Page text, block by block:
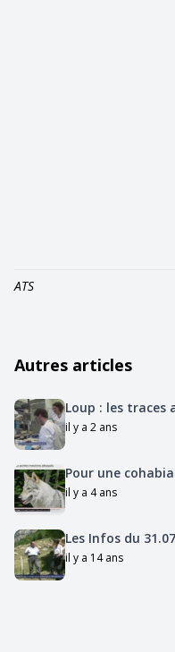
ATS
Autres articles
Loup : les traces
il y a 2 ans
Pour une
il y a 4 ans
Les Infos du
il y a 14 ans